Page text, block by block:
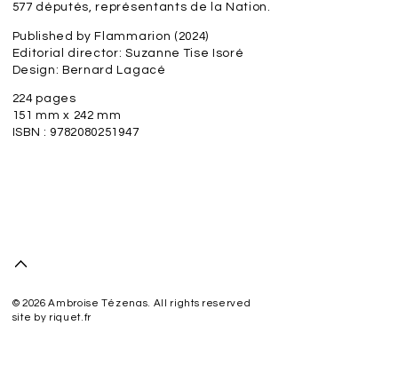
577 députés, représentants de la Nation.
Published by Flammarion (2024)
Editorial director: Suzanne Tise Isoré
Design: Bernard Lagacé
224 pages
151 mm x 242 mm
ISBN : 9782080251947
© 2026 Ambroise Tézenas. All rights reserved
site by riquet.fr